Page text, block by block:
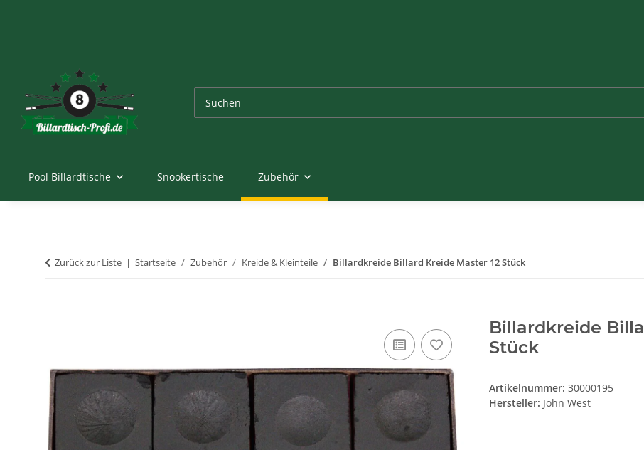
Pool Billardtische Snookertische Zubehör
Zurück zur Liste Startseite Zubehör Kreide & Kleinteile Billardkreide Billard Kreide Master 12 Stück
Billardkreide
Stück
Artikelnummer: 30000195
Hersteller: John West